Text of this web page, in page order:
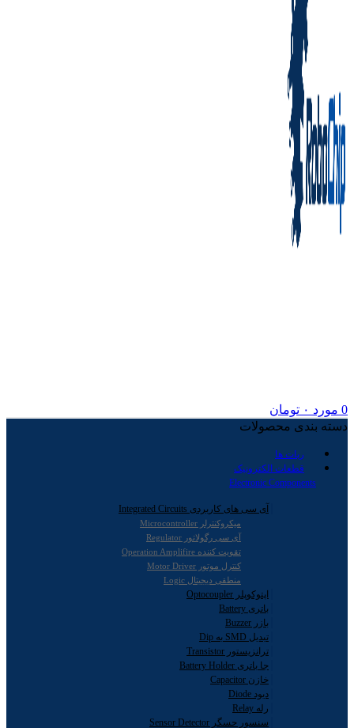
0 مورد ۰ تومان
دسته بندی محصولات
ربات ها
قطعات الکترونیک
Electronic Components
آی سی های کاربردی Integrated Circuits
میکروکنترلر Microcontroller
آی سی رگولاتور Regulator
تقویت کننده Operation Amplifire
کنترل موتور Motor Driver
منطقی دیجیتال Logic
اپتوکوپلر Optocoupler
باتری Battery
بازر Buzzer
تبدیل SMD به Dip
ترانزیستور Transistor
جا باتری Battery Holder
خازن Capacitor
دیود Diode
رله Relay
سنسور حسگر Sensor Detector